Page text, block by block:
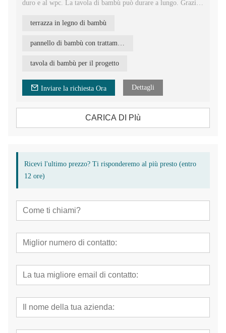
duro e al wpc. La tavola di bambù può durare a lungo. Grazie
La verità dice che sempre più tavole di bambù per terrazze
vengono installate in climi diversi, in tutto il mondo.
Il pavimento in bambù REBO è una tavola molto stabile,
essere giuntato con un sistema a maschio e femmina e può
essere installato con clip nascoste in acciaio inossidabile.
terrazza in legno di bambù
pannello di bambù con trattamento superficiale oliato woca
tavola di bambù per il progetto
Inviare la richiesta Ora Dettagli
CARICA DI PIù
Ricevi l'ultimo prezzo? Ti risponderemo al più presto (entro
12 ore)